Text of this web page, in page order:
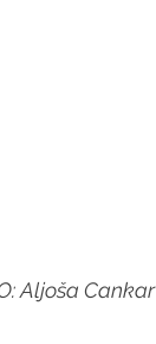
Aljoša Cankar